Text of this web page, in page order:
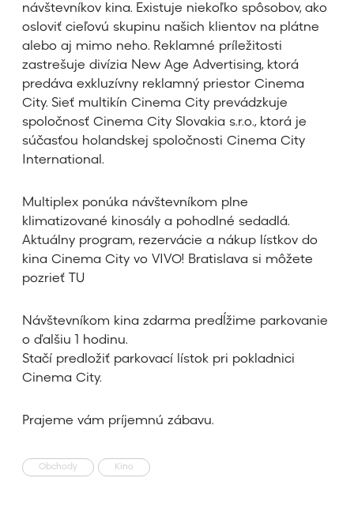
návštevníkov kina. Existuje niekoľko spôsobov, ako
osloviť cieľovú skupinu našich klientov na plátne
alebo aj mimo neho. Reklamné príležitosti
zastrešuje divízia New Age Advertising, ktorá
predáva exkluzívny reklamný priestor Cinema
City. Sieť multikín Cinema City prevádzkuje
spoločnosť Cinema City Slovakia s.r.o., ktorá je
súčasťou holandskej spoločnosti Cinema City
International.
Multiplex ponúka návštevníkom plne
klimatizované kinosály a pohodlné sedadlá.
Aktuálny program, rezervácie a nákup lístkov do
kina Cinema City vo VIVO! Bratislava si môžete
pozrieť TU
Návštevníkom kina zdarma predĺžime parkovanie
o ďalšiu 1 hodinu.
Stačí predložiť parkovací lístok pri pokladnici
Cinema City.
Prajeme vám príjemnú zábavu.
Obchody Kino